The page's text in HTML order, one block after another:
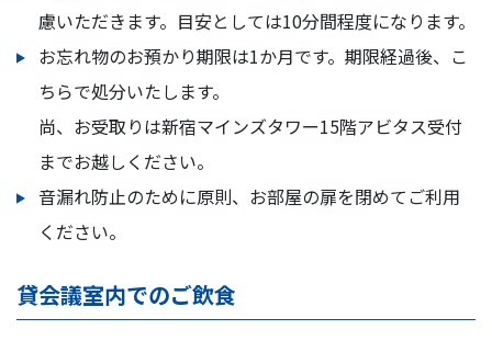
慮いただきます。目安としては10分間程度になります。
お忘れ物のお預かり期限は1か月です。期限経過後、こ
ちらで処分いたします。
尚、お受取りは新宿マインズタワー15階アビタス受付
までお越しください。
音漏れ防止のために原則、お部屋の扉を閉めてご利用
ください。
貸会議室内でのご飲食